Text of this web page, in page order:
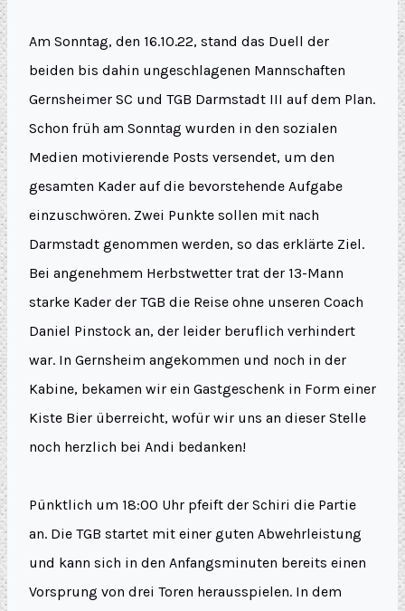
Am Sonntag, den 16.10.22, stand das Duell der
beiden bis dahin ungeschlagenen Mannschaften
Gernsheimer SC und TGB Darmstadt III auf dem Plan.
Schon früh am Sonntag wurden in den sozialen
Medien motivierende Posts versendet, um den
gesamten Kader auf die bevorstehende Aufgabe
einzuschwören. Zwei Punkte sollen mit nach
Darmstadt genommen werden, so das erklärte Ziel.
Bei angenehmem Herbstwetter trat der 13-Mann
starke Kader der TGB die Reise ohne unseren Coach
Daniel Pinstock an, der leider beruflich verhindert
war. In Gernsheim angekommen und noch in der
Kabine, bekamen wir ein Gastgeschenk in Form einer
Kiste Bier überreicht, wofür wir uns an dieser Stelle
noch herzlich bei Andi bedanken!
Pünktlich um 18:00 Uhr pfeift der Schiri die Partie
an. Die TGB startet mit einer guten Abwehrleistung
und kann sich in den Anfangsminuten bereits einen
Vorsprung von drei Toren herausspielen. In dem